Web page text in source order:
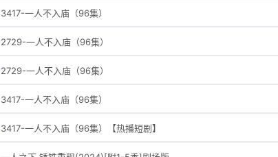
3417-一人不入庙（96集）
2729-一人不入庙（96集）
2729-一人不入庙（96集）
3417-一人不入庙（96集）
3417-一人不入庙（96集）【热播短剧】